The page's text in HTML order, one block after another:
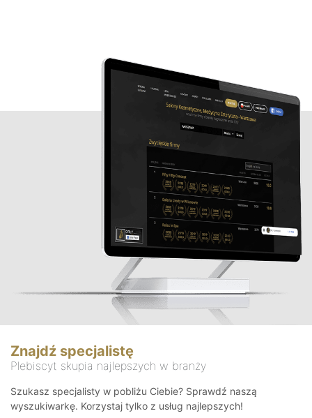
Znajdź specjalistę
Plebiscyt skupia najlepszych w branży
Szukasz specjalisty w pobliżu Ciebie? Sprawdź naszą
wyszukiwarkę. Korzystaj tylko z usług najlepszych!